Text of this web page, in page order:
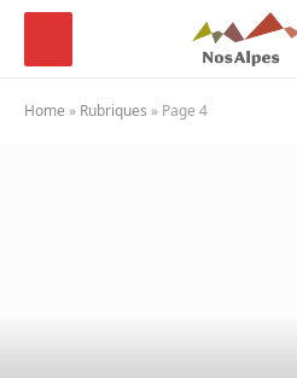
Home » Rubriques » Page 4